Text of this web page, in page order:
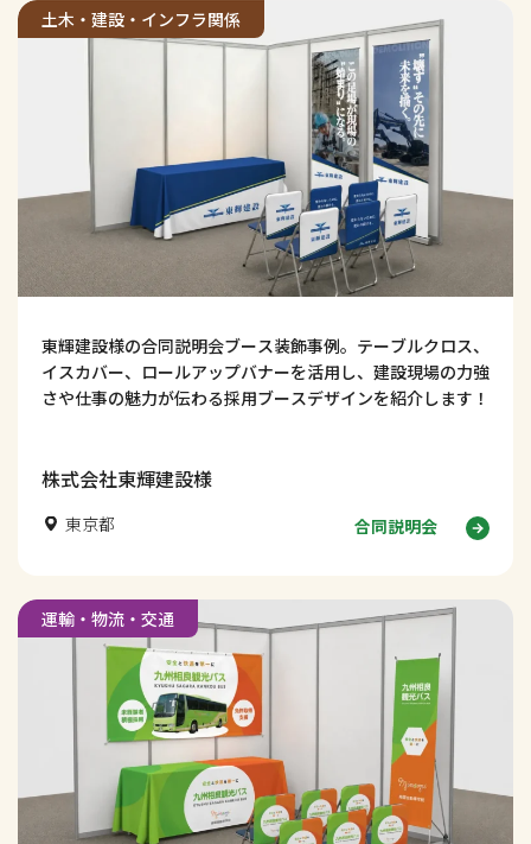
土木・建設・インフラ関係
東輝建設様の合同説明会ブース装飾事例。テーブルクロス、
イスカバー、ロールアップバナーを活用し、建設現場の力強
さや仕事の魅力が伝わる採用ブースデザインを紹介します！
株式会社東輝建設様
東京都 合同説明会
運輸・物流・交通